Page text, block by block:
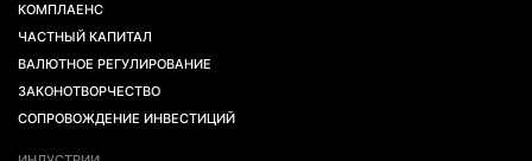
КОМПЛАЕНС
ЧАСТНЫЙ КАПИТАЛ
ВАЛЮТНОЕ РЕГУЛИРОВАНИЕ
ЗАКОНОТВОРЧЕСТВО
СОПРОВОЖДЕНИЕ ИНВЕСТИЦИЙ